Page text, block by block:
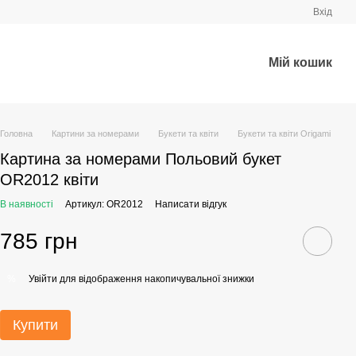
Вхід
Мій кошик
Головна Картини за номерами Букети та квіти Букети та квіти Origami
Картина за номерами Польовий букет
OR2012 квіти
В наявності Артикул: OR2012 Написати відгук
785 грн
Увійти для відображення накопичувальної знижки
Купити